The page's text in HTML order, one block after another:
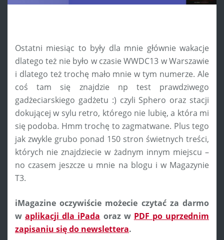
Ostatni miesiąc to były dla mnie głównie wakacje
dlatego też nie było w czasie WWDC13 w Warszawie
i dlatego też trochę mało mnie w tym numerze. Ale
coś tam się znajdzie np test prawdziwego
gadżeciarskiego gadżetu :) czyli Sphero oraz stacji
dokującej w sylu retro, którego nie lubię, a która mi
się podoba. Hmm trochę to zagmatwane. Plus tego
jak zwykle grubo ponad 150 stron świetnych treści,
których nie znajdziecie w żadnym innym miejscu –
no czasem jeszcze u mnie na blogu i w Magazynie
T3.
iMagazine oczywiście możecie czytać za darmo
waplikacji dla iPada oraz w PDF po uprzednim
zapisaniu się do newslettera.